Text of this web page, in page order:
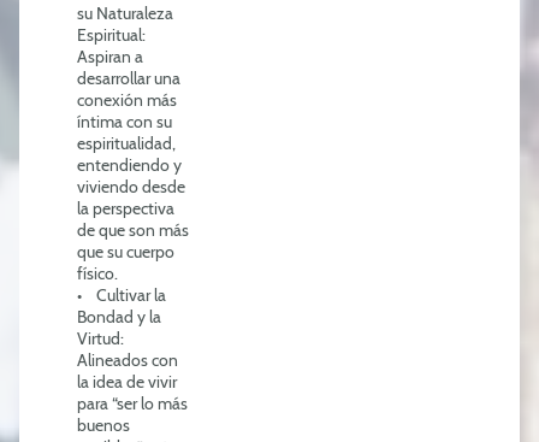
su Naturaleza
Espiritual:
Aspiran a
desarrollar una
conexión más
íntima con su
espiritualidad,
entendiendo y
viviendo desde
la perspectiva
de que son más
que su cuerpo
físico.
• Cultivar la
Bondad y la
Virtud:
Alineados con
la idea de vivir
para “ser lo más
buenos